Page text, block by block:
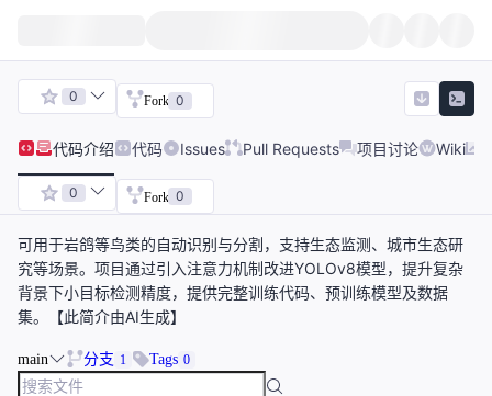
0 Fork 0
代码介绍 代码 Issues Pull Requests 项目讨论 Wiki
0 Fork 0
可用于岩鸽等鸟类的自动识别与分割，支持生态监测、城市生态研
究等场景。项目通过引入注意力机制改进YOLOv8模型，提升复杂
背景下小目标检测精度，提供完整训练代码、预训练模型及数据
集。【此简介由AI生成】
main 分支 1 Tags 0